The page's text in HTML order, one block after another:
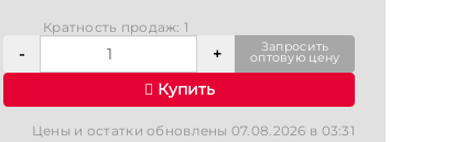
Кратность продаж: 1
Запросить
оптовую цену
Купить
Цены и остатки обновлены 07.08.2026 в 03:31